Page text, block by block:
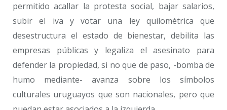
permitido acallar la protesta social, bajar salarios,
subir el iva y votar una ley quilométrica que
desestructura el estado de bienestar, debilita las
empresas públicas y legaliza el asesinato para
defender la propiedad, si no que de paso, -bomba de
humo mediante- avanza sobre los símbolos
culturales uruguayos que son nacionales, pero que